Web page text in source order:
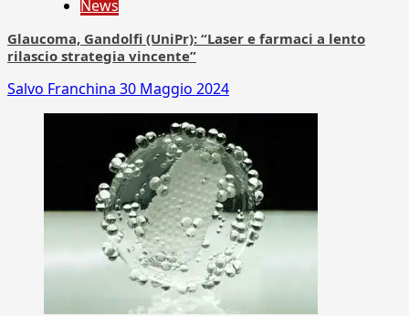
News
Glaucoma, Gandolfi (UniPr): “Laser e farmaci a lento
rilascio strategia vincente”
Salvo Franchina 30 Maggio 2024